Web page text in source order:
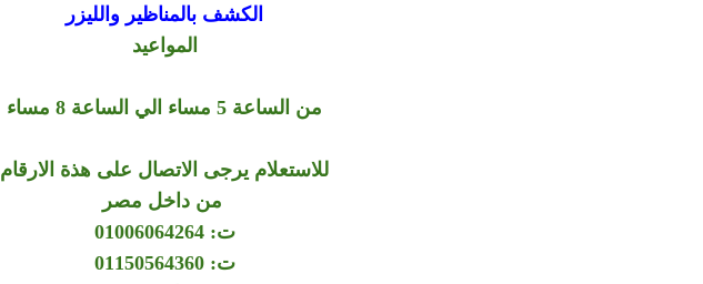
الكشف بالمناظير والليزر
المواعيد
من الساعة 5 مساء الي الساعة 8 مساء
للاستعلام يرجى الاتصال على هذة الارقام
من داخل مصر
ت: 01006064264
ت: 01150564360